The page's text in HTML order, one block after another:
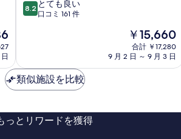
花
知
10
段
て
も
良
口
コ
8.2 とても良い
口コミ 161 件
現
在
の
￥15,660
合計 ￥17,280
9 月 2 日 ～ 9 月 3 日
類似施設を比較
っとリワードを獲得